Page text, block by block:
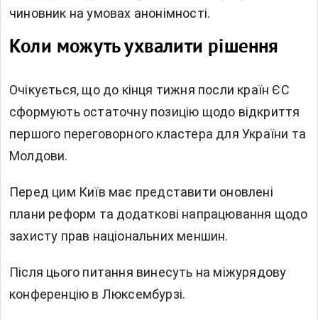
чиновник на умовах анонімності.
Коли можуть ухвалити рішення
Очікується, що до кінця тижня посли країн ЄС
сформують остаточну позицію щодо відкриття
першого переговорного кластера для України та
Молдови.
Перед цим Київ має представити оновлені
плани реформ та додаткові напрацювання щодо
захисту прав національних меншин.
Після цього питання винесуть на міжурядову
конференцію в Люксембурзі.